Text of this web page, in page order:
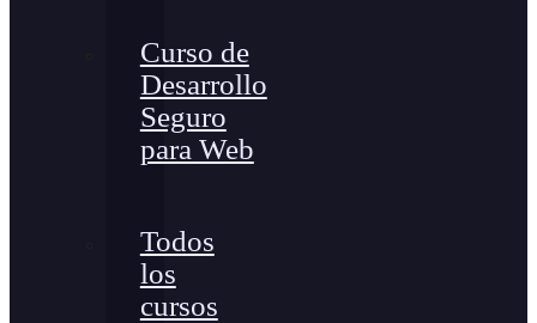
Curso de
Desarrollo
Seguro
para Web
Todos
los
cursos